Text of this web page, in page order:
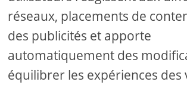
réseaux, placements de
des publicités et apporte
automatiquement des
équilibrer les expériences des